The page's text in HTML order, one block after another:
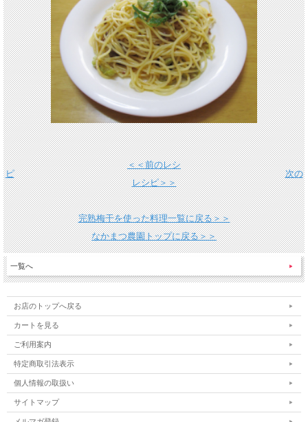
＜＜前のレシ
ピ
次の
レシピ＞＞
完熟梅干を使った料理一覧に戻る＞＞
なかまつ農園トップに戻る＞＞
一覧へ
お店のトップへ戻る
カートを見る
ご利用案内
特定商取引法表示
個人情報の取扱い
サイトマップ